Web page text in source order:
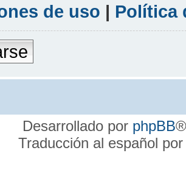
de uso | Política
Desarrollado por phpBB
Traducción al español